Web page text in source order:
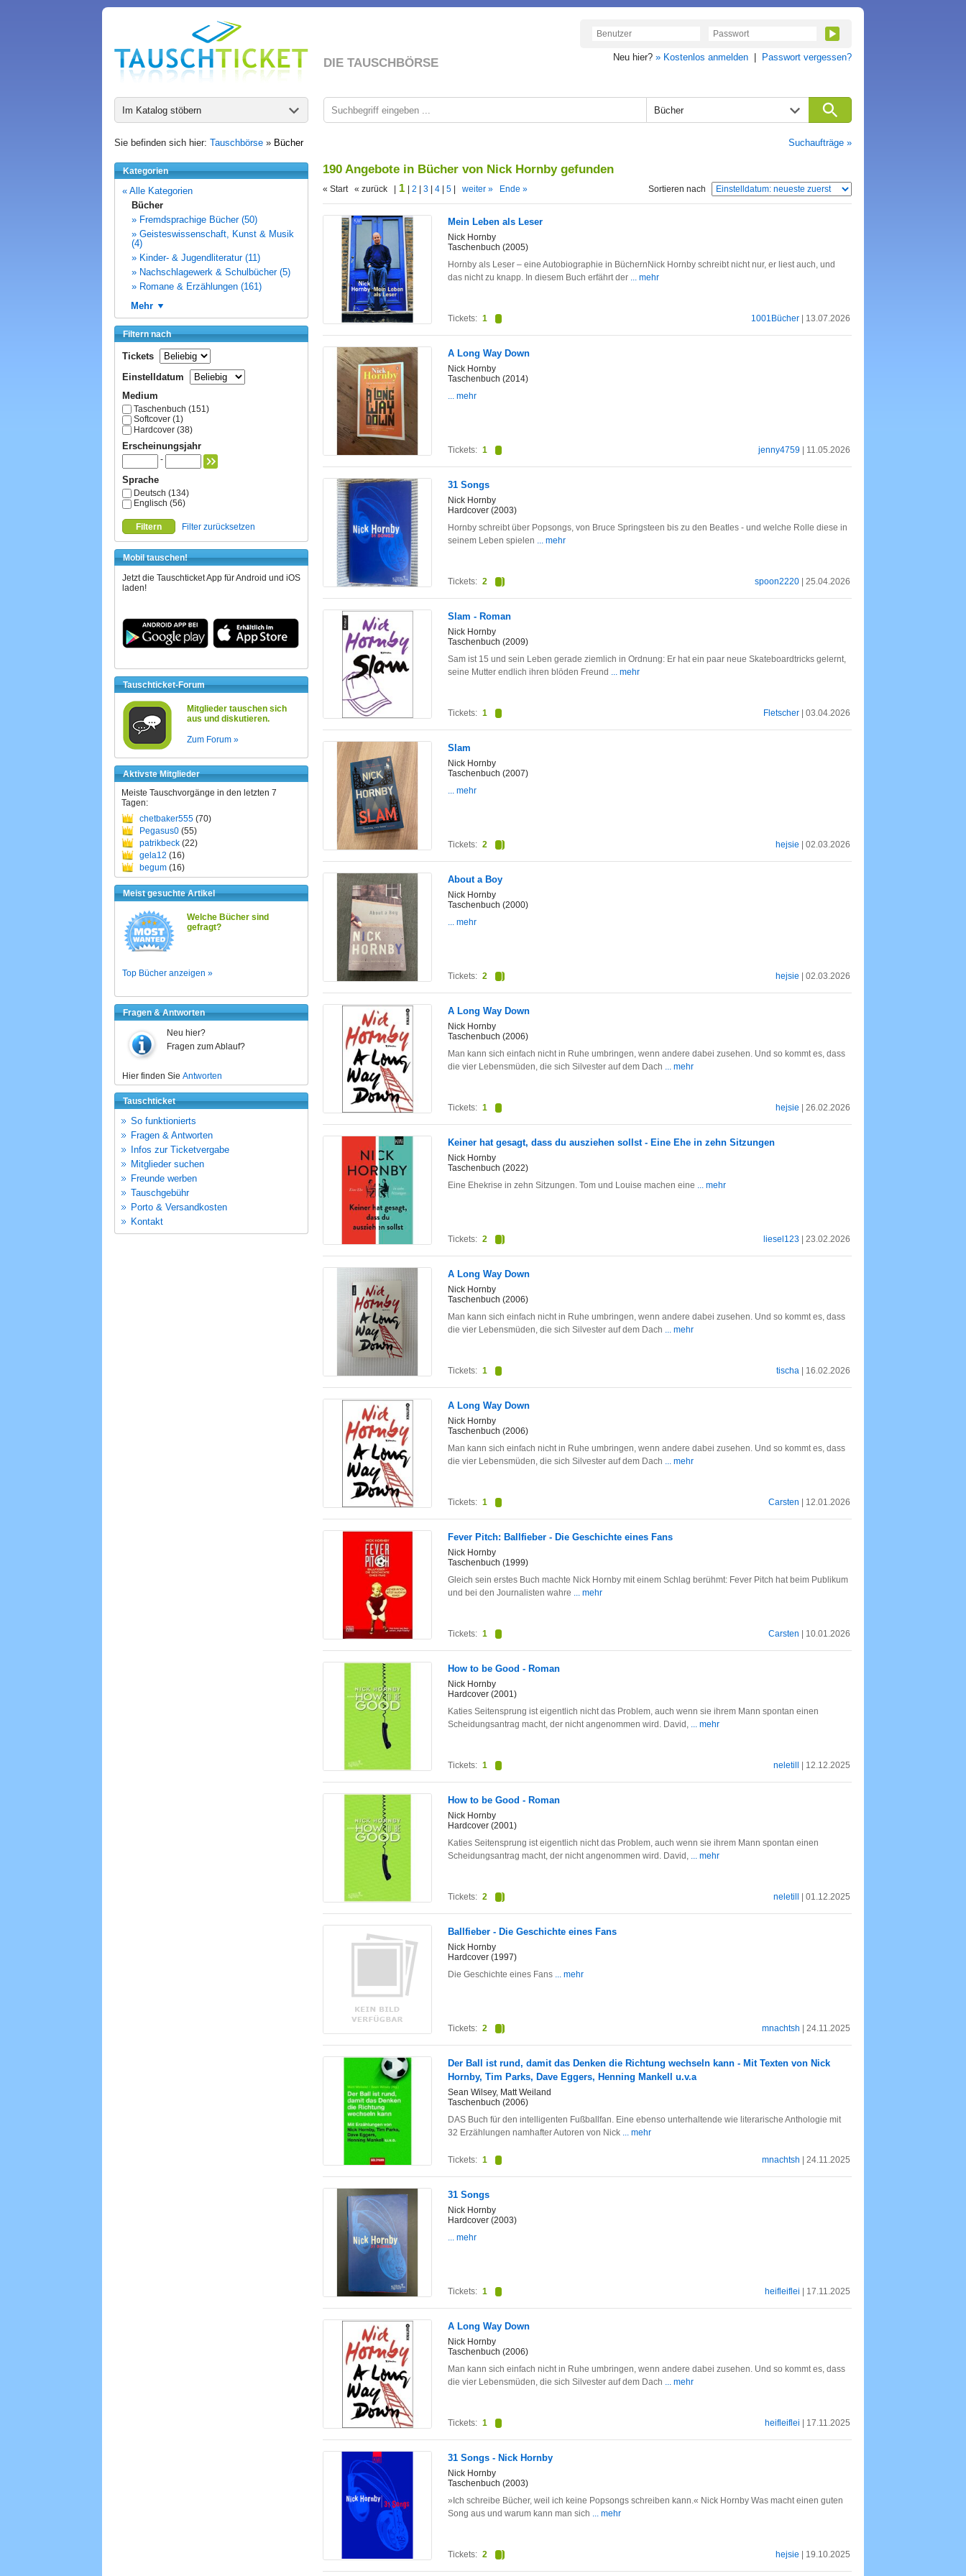
DIE TAUSCHBÖRSE Neu hier? » Kostenlos anmelden Passwort vergessen?
Im Katalog stöbern Bücher
Sie befinden sich hier: Tauschbörse » Bücher Suchaufträge »
Kategorien
« Alle Kategorien
Bücher
» Fremdsprachige Bücher (50)
» Geisteswissenschaft, Kunst & Musik
(4)
» Kinder- & Jugendliteratur (11)
» Nachschlagewerk & Schulbücher (5)
» Romane & Erzählungen (161)
Mehr
Filtern nach
Tickets
Einstelldatum
Medium
Taschenbuch (151)
Softcover (1)
Hardcover (38)
Erscheinungsjahr
-
Sprache
Deutsch (134)
Englisch (56)
Filtern Filter zurücksetzen
Mobil tauschen!
Jetzt die Tauschticket App für Android und iOS
laden!
Tauschticket-Forum
Mitglieder tauschen sich
aus und diskutieren.
Zum Forum »
Aktivste Mitglieder
Meiste Tauschvorgänge in den letzten 7
Tagen:
chetbaker555 (70)
Pegasus0 (55)
patrikbeck (22)
gela12 (16)
begum (16)
Meist gesuchte Artikel
Welche Bücher sind
gefragt?
Top Bücher anzeigen »
Fragen & Antworten
Neu hier?
Fragen zum Ablauf?
Hier finden Sie Antworten
Tauschticket
So funktionierts
Fragen & Antworten
Infos zur Ticketvergabe
Mitglieder suchen
Freunde werben
Tauschgebühr
Porto & Versandkosten
Kontakt
190 Angebote in Bücher von Nick Hornby gefunden
« Start « zurück | 1 2 3 4 5 weiter » Ende » Sortieren nach
Mein Leben als Leser
Nick Hornby
Taschenbuch (2005)
Hornby als Leser – eine Autobiographie in BüchernNick Hornby schreibt nicht nur, er liest auch, und
das nicht zu knapp. In diesem Buch erfährt der ... mehr
1001Bücher | 13.07.2026
Tickets: 1
A Long Way Down
Nick Hornby
Taschenbuch (2014)
... mehr
jenny4759 | 11.05.2026
Tickets: 1
31 Songs
Nick Hornby
Hardcover (2003)
Hornby schreibt über Popsongs, von Bruce Springsteen bis zu den Beatles - und welche Rolle diese in
seinem Leben spielen ... mehr
spoon2220 | 25.04.2026
Tickets: 2
Slam - Roman
Nick Hornby
Taschenbuch (2009)
Sam ist 15 und sein Leben gerade ziemlich in Ordnung: Er hat ein paar neue Skateboardtricks gelernt,
seine Mutter endlich ihren blöden Freund ... mehr
Fletscher | 03.04.2026
Tickets: 1
Slam
Nick Hornby
Taschenbuch (2007)
... mehr
hejsie | 02.03.2026
Tickets: 2
About a Boy
Nick Hornby
Taschenbuch (2000)
... mehr
hejsie | 02.03.2026
Tickets: 2
A Long Way Down
Nick Hornby
Taschenbuch (2006)
Man kann sich einfach nicht in Ruhe umbringen, wenn andere dabei zusehen. Und so kommt es, dass
die vier Lebensmüden, die sich Silvester auf dem Dach ... mehr
hejsie | 26.02.2026
Tickets: 1
Keiner hat gesagt, dass du ausziehen sollst - Eine Ehe in zehn Sitzungen
Nick Hornby
Taschenbuch (2022)
Eine Ehekrise in zehn Sitzungen. Tom und Louise machen eine ... mehr
liesel123 | 23.02.2026
Tickets: 2
A Long Way Down
Nick Hornby
Taschenbuch (2006)
Man kann sich einfach nicht in Ruhe umbringen, wenn andere dabei zusehen. Und so kommt es, dass
die vier Lebensmüden, die sich Silvester auf dem Dach ... mehr
tischa | 16.02.2026
Tickets: 1
A Long Way Down
Nick Hornby
Taschenbuch (2006)
Man kann sich einfach nicht in Ruhe umbringen, wenn andere dabei zusehen. Und so kommt es, dass
die vier Lebensmüden, die sich Silvester auf dem Dach ... mehr
Carsten | 12.01.2026
Tickets: 1
Fever Pitch: Ballfieber - Die Geschichte eines Fans
Nick Hornby
Taschenbuch (1999)
Gleich sein erstes Buch machte Nick Hornby mit einem Schlag berühmt: Fever Pitch hat beim Publikum
und bei den Journalisten wahre ... mehr
Carsten | 10.01.2026
Tickets: 1
How to be Good - Roman
Nick Hornby
Hardcover (2001)
Katies Seitensprung ist eigentlich nicht das Problem, auch wenn sie ihrem Mann spontan einen
Scheidungsantrag macht, der nicht angenommen wird. David, ... mehr
neletill | 12.12.2025
Tickets: 1
How to be Good - Roman
Nick Hornby
Hardcover (2001)
Katies Seitensprung ist eigentlich nicht das Problem, auch wenn sie ihrem Mann spontan einen
Scheidungsantrag macht, der nicht angenommen wird. David, ... mehr
neletill | 01.12.2025
Tickets: 2
Ballfieber - Die Geschichte eines Fans
Nick Hornby
Hardcover (1997)
Die Geschichte eines Fans ... mehr
mnachtsh | 24.11.2025
Tickets: 2
Der Ball ist rund, damit das Denken die Richtung wechseln kann - Mit Texten von Nick
Hornby, Tim Parks, Dave Eggers, Henning Mankell u.v.a
Sean Wilsey, Matt Weiland
Taschenbuch (2006)
DAS Buch für den intelligenten Fußballfan. Eine ebenso unterhaltende wie literarische Anthologie mit
32 Erzählungen namhafter Autoren von Nick ... mehr
mnachtsh | 24.11.2025
Tickets: 1
31 Songs
Nick Hornby
Hardcover (2003)
... mehr
heifleiflei | 17.11.2025
Tickets: 1
A Long Way Down
Nick Hornby
Taschenbuch (2006)
Man kann sich einfach nicht in Ruhe umbringen, wenn andere dabei zusehen. Und so kommt es, dass
die vier Lebensmüden, die sich Silvester auf dem Dach ... mehr
heifleiflei | 17.11.2025
Tickets: 1
31 Songs - Nick Hornby
Nick Hornby
Taschenbuch (2003)
»Ich schreibe Bücher, weil ich keine Popsongs schreiben kann.« Nick Hornby Was macht einen guten
Song aus und warum kann man sich ... mehr
hejsie | 19.10.2025
Tickets: 2